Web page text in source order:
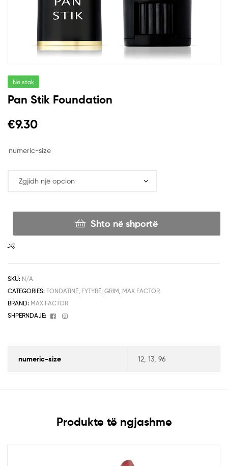
Në stok
Pan Stik Foundation
€9.30
numeric-size
Shto në shportë
SKU: N/A
CATEGORIES: FONDATINË FYTYRË GRIM MAX FACTOR
BRAND: MAX FACTOR
SHPËRNDAJE:
Facebook
Instagram
numeric-size 12, 13, 96
Produkte të ngjashme